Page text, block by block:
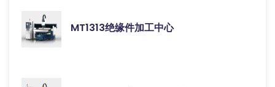
MT1313绝缘件加工中心